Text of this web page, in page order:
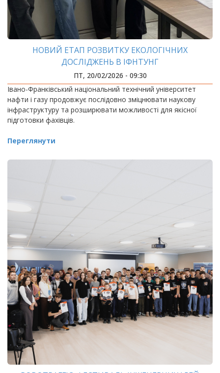
НОВИЙ ЕТАП РОЗВИТКУ ЕКОЛОГІЧНИХ
ДОСЛІДЖЕНЬ В ІФНТУНГ
ПТ, 20/02/2026 - 09:30
Івано-Франківський національний технічний університет
нафти і газу продовжує послідовно зміцнювати наукову
інфраструктуру та розширювати можливості для якісної
підготовки фахівців.
Переглянути